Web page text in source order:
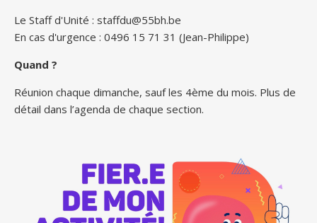
Le Staff d'Unité : staffdu@55bh.be
En cas d'urgence : 0496 15 71 31 (Jean-Philippe)
Quand ?
Réunion chaque dimanche, sauf les 4ème du mois. Plus de
détail dans l’agenda de chaque section.